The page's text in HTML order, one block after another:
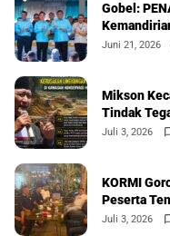
Gobel:
Juni 21, 2026
Mikson
Tindak
Juli 3, 2026
KORMI
Peserta
Juli 3, 2026